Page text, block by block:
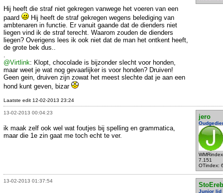
Hij heeft die straf niet gekregen vanwege het voeren van een
paard
Hij heeft de straf gekregen wegens belediging van
ambtenaren in functie. Er vanuit gaande dat de dienders niet
liegen vind ik de straf terecht. Waarom zouden de dienders
liegen? Overigens lees ik ook niet dat de man het ontkent heeft,
de grote bek dus..
@Virtlink: Klopt, chocolade is bijzonder slecht voor honden,
maar weet je wat nog gevaarlijker is voor honden? Druiven!
Geen gein, druiven zijn zowat het meest slechte dat je aan een
hond kunt geven, bizar
Laatste edit 12-02-2013 23:24
13-02-2013 00:04:23
jero
7.151
OTindex:
ik maak zelf ook wel wat foutjes bij spelling en grammatica,
maar die 1e zin gaat me toch echt te ver.
13-02-2013 01:37:54
Junior lid